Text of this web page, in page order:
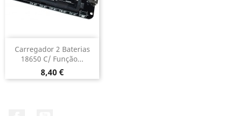
Carregador 2 Baterias
18650 C/ Função...
Preço
8,40 €